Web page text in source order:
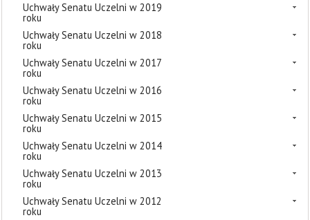
Uchwały Senatu Uczelni w 2019
roku
Uchwały Senatu Uczelni w 2018
roku
Uchwały Senatu Uczelni w 2017
roku
Uchwały Senatu Uczelni w 2016
roku
Uchwały Senatu Uczelni w 2015
roku
Uchwały Senatu Uczelni w 2014
roku
Uchwały Senatu Uczelni w 2013
roku
Uchwały Senatu Uczelni w 2012
roku